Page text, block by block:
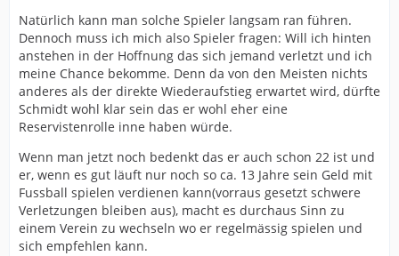
Natürlich kann man solche Spieler langsam ran führen.
Dennoch muss ich mich also Spieler fragen: Will ich hinten
anstehen in der Hoffnung das sich jemand verletzt und ich
meine Chance bekomme. Denn da von den Meisten nichts
anderes als der direkte Wiederaufstieg erwartet wird, dürfte
Schmidt wohl klar sein das er wohl eher eine
Reservistenrolle inne haben würde.
Wenn man jetzt noch bedenkt das er auch schon 22 ist und
er, wenn es gut läuft nur noch so ca. 13 Jahre sein Geld mit
Fussball spielen verdienen kann(vorraus gesetzt schwere
Verletzungen bleiben aus), macht es durchaus Sinn zu
einem Verein zu wechseln wo er regelmässig spielen und
sich empfehlen kann.